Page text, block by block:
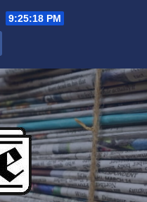
9:25:19 PM